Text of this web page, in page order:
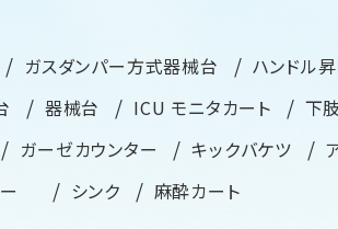
ガスダンパー方式器械台 ハンドル
器械台 ICU モニタカート 下
ガーゼカウンター キックバケツ
ー シンク 麻酔カート